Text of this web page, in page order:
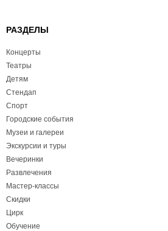
РАЗДЕЛЫ
Концерты
Театры
Детям
Стендап
Спорт
Городские события
Музеи и галереи
Экскурсии и туры
Вечеринки
Развлечения
Мастер-классы
Скидки
Цирк
Обучение